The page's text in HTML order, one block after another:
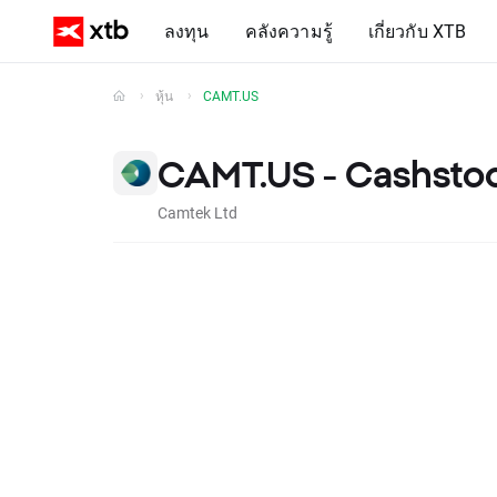
ลงทุน คลังความรู้ เกี่ยวกับ XTB
หุ้น CAMT.US
CAMT.US -
Camtek Ltd